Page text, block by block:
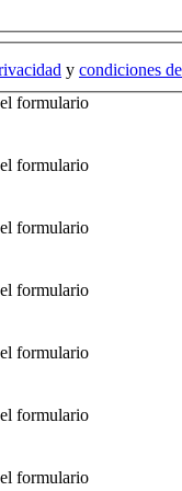
y condiciones
formulario
formulario
formulario
formulario
formulario
formulario
formulario